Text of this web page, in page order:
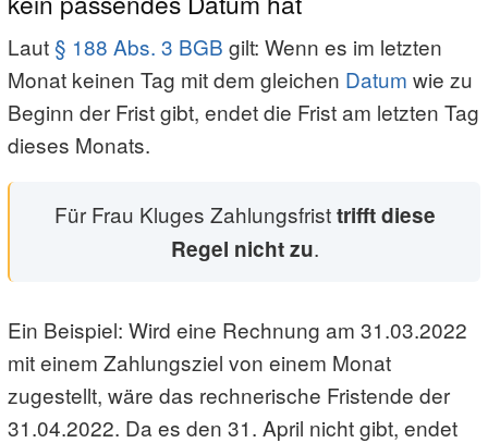
Laut § 188 Abs. 3 BGB gilt: Wenn es im letzten
Monat keinen Tag mit dem gleichen Datum wie zu
Beginn der Frist gibt, endet die Frist am letzten Tag
dieses Monats.
Für Frau Kluges Zahlungsfristtrifft diese
Regel nicht zu.
Ein Beispiel: Wird eine Rechnung am 31.03.2022
mit einem Zahlungsziel von einem Monat
zugestellt, wäre das rechnerische Fristende der
31.04.2022. Da es den 31. April nicht gibt, endet